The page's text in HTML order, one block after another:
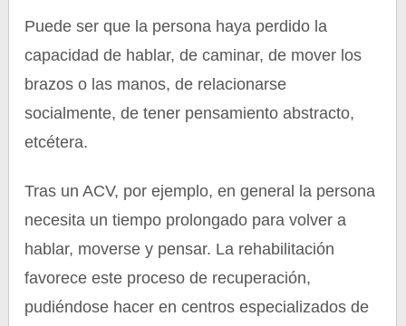
Puede ser que la persona haya perdido la
capacidad de hablar, de caminar, de mover los
brazos o las manos, de relacionarse
socialmente, de tener pensamiento abstracto,
etcétera.
Tras un ACV, por ejemplo, en general la persona
necesita un tiempo prolongado para volver a
hablar, moverse y pensar. La rehabilitación
favorece este proceso de recuperación,
pudiéndose hacer en centros especializados de